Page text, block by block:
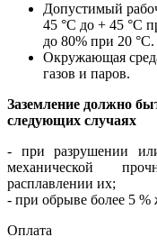
Допустимый
45 °С до + 45 °С
до 80% при 20 °С.
Окружающая
газов и паров.
Заземление должно
следующих случаях
- при разрушении
механической
расплавлении их;
- при обрыве более 5 %
Оплата